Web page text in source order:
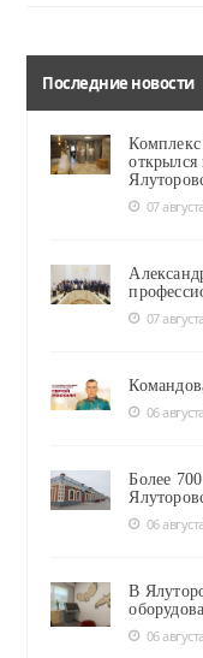
Последние новости
открылся
07
07
06
Более
06
В
06